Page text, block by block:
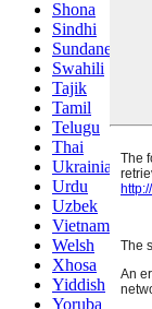
Shona
Sindhi
Sundanese
Swahili
Tajik
Tamil
Telugu
Thai
Ukrainian
Urdu
Uzbek
Vietnamese
Welsh
Xhosa
Yiddish
Yoruba